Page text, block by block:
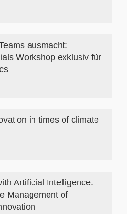
ausmacht:
Workshop exklusiv für
in times of climate
Artificial Intelligence:
Management of